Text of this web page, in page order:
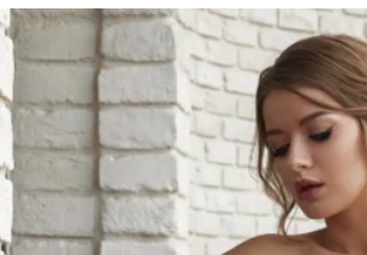
странице
товара.